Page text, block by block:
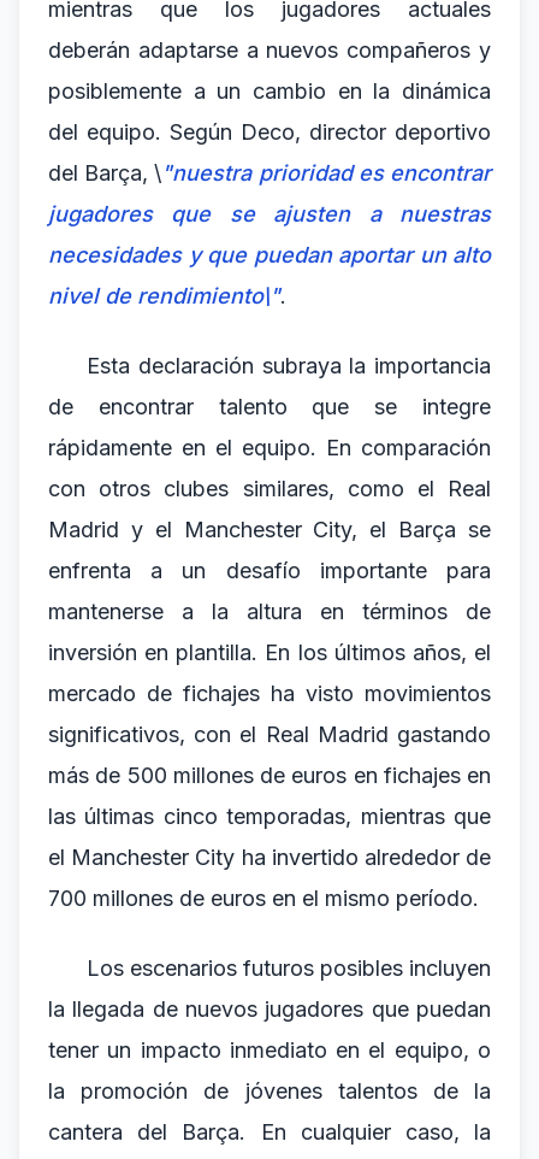
mientras que los jugadores actuales
deberán adaptarse a nuevos compañeros y
posiblemente a un cambio en la dinámica
del equipo. Según Deco, director deportivo
del Barça, \"nuestra prioridad es encontrar
jugadores que se ajusten a nuestras
necesidades y que puedan aportar un alto
nivel de rendimiento\".
Esta declaración subraya la importancia
de encontrar talento que se integre
rápidamente en el equipo. En comparación
con otros clubes similares, como el Real
Madrid y el Manchester City, el Barça se
enfrenta a un desafío importante para
mantenerse a la altura en términos de
inversión en plantilla. En los últimos años, el
mercado de fichajes ha visto movimientos
significativos, con el Real Madrid gastando
más de 500 millones de euros en fichajes en
las últimas cinco temporadas, mientras que
el Manchester City ha invertido alrededor de
700 millones de euros en el mismo período.
Los escenarios futuros posibles incluyen
la llegada de nuevos jugadores que puedan
tener un impacto inmediato en el equipo, o
la promoción de jóvenes talentos de la
cantera del Barça. En cualquier caso, la